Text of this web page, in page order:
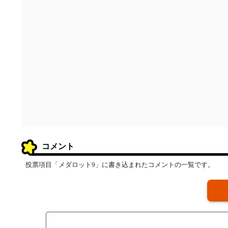
コメント
投票項目「メダロット9」に書き込まれたコメントの一覧です。